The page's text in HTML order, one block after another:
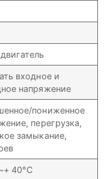
входное и
напряжение
пониженное
перегрузка,
замыкание,
40°C